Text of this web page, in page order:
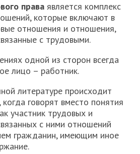
права является комплекс
которые включают в
отношения и отношения,
с трудовыми.
одной из сторон всегда
лицо – работник.
литературе происходит
говорят вместо понятия
участник трудовых и
с ними отношений
гражданин, имеющим иное